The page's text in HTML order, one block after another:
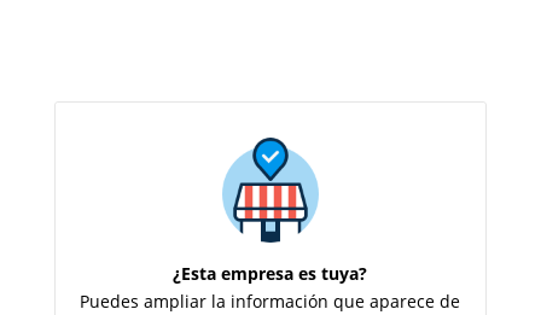
¿Esta empresa es tuya?
Puedes ampliar la información que aparece de